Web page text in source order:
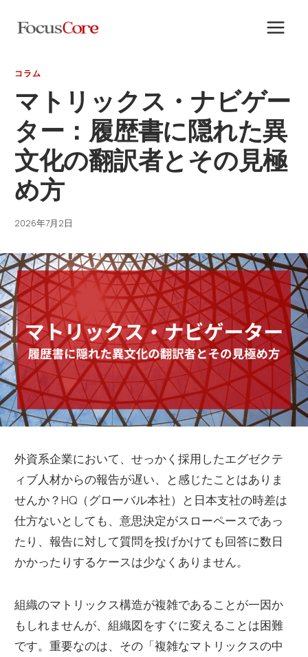
コラム
マトリックス・ナビゲー
ター：履歴書に隠れた異
文化の翻訳者とその見極
め方
2026年7月2日
外資系企業において、せっかく採用したエグゼクテ
ィブ人材からの報告が遅い、と感じたことはありま
せんか？HQ（グローバル本社）と日本支社の時差は
仕方ないとしても、意思決定がスローペースであっ
たり、報告に対して質問を投げかけても回答に数日
かかったりするケースは少なくありません。
組織のマトリックス構造が複雑であることが一因か
もしれませんが、組織図をすぐに変えることは困難
です。重要なのは、その「複雑なマトリックスの中